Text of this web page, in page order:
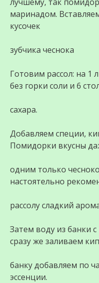
маринадом.
кусочек
зубчика чеснока
Готовим рассол: на 1
без горки соли и 6
сахара.
Добавляем специи,
Помидорки вкусны
одним только
настоятельно
рассолу сладкий
Затем воду из банки
сразу же заливаем
банку добавляем по
эссенции.